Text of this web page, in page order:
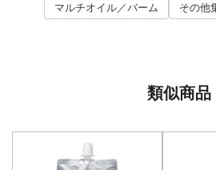
マルチオイル／バーム
その他
類似商品